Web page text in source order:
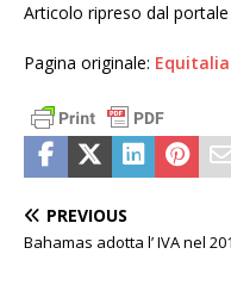
Articolo ripreso dal portale
Pagina originale:
PREVIOUS
Bahamas adotta l’ IVA nel